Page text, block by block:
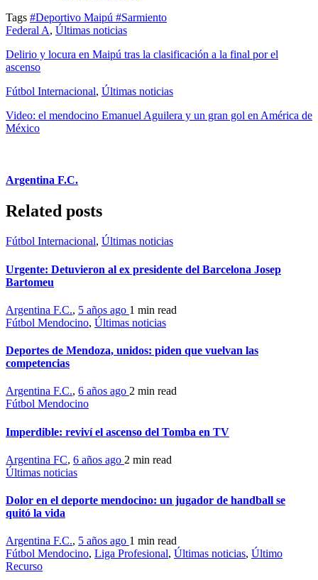
Tags #Deportivo Maipú #Sarmiento
Federal A, Últimas noticias
Delirio y locura en Maipú tras la clasificación a la final por el
ascenso
Fútbol Internacional, Últimas noticias
Video: el mendocino Emanuel Aguilera y un gran gol en América de
México
Argentina F.C.
Related posts
Fútbol Internacional, Últimas noticias
Urgente: Detuvieron al ex presidente del Barcelona Josep
Bartomeu
Argentina F.C., 5 años ago 1 min read
Fútbol Mendocino, Últimas noticias
Deportes de Mendoza, unidos: piden que vuelvan las
competencias
Argentina F.C., 6 años ago 2 min read
Fútbol Mendocino
Imperdible: reviví el ascenso del Tomba en TV
Argentina FC, 6 años ago 2 min read
Últimas noticias
Dolor en el deporte mendocino: un jugador de handball se
quitó la vida
Argentina F.C., 5 años ago 1 min read
Fútbol Mendocino, Liga Profesional, Últimas noticias, Último
Recurso